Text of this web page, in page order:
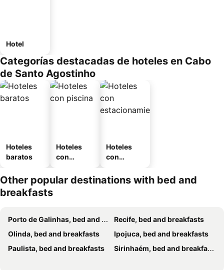
Hotel
Categorías destacadas de hoteles en Cabo
de Santo Agostinho
Hoteles
baratos
Hoteles
con
Hoteles
con
miento
Other popular destinations with bed and
breakfasts
Porto de Galinhas, bed and breakfasts
Recife, bed and breakfasts
Olinda, bed and breakfasts
Ipojuca, bed and breakfasts
Paulista, bed and breakfasts
Sirinhaém, bed and breakfasts